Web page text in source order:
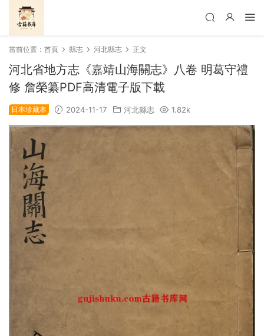
當前位置： 首頁 縣志 河北縣志 正文
河北省地方志《嘉靖山海關志》八卷 明葛守禮
修 詹榮纂PDF高清電子版下載
日本珍藏本 2024-11-17 河北縣志 1.82k